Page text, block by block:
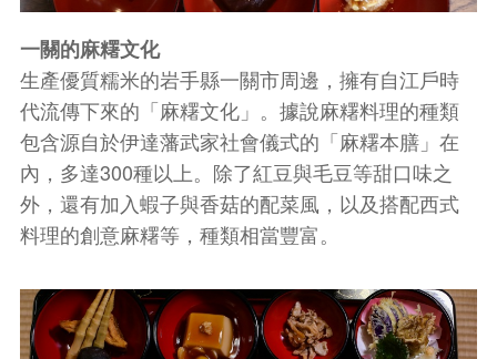
一關的麻糬文化
生產優質糯米的岩手縣一關市周邊，擁有自江戶時
代流傳下來的「麻糬文化」。據說麻糬料理的種類
包含源自於伊達藩武家社會儀式的「麻糬本膳」在
內，多達300種以上。除了紅豆與毛豆等甜口味之
外，還有加入蝦子與香菇的配菜風，以及搭配西式
料理的創意麻糬等，種類相當豐富。